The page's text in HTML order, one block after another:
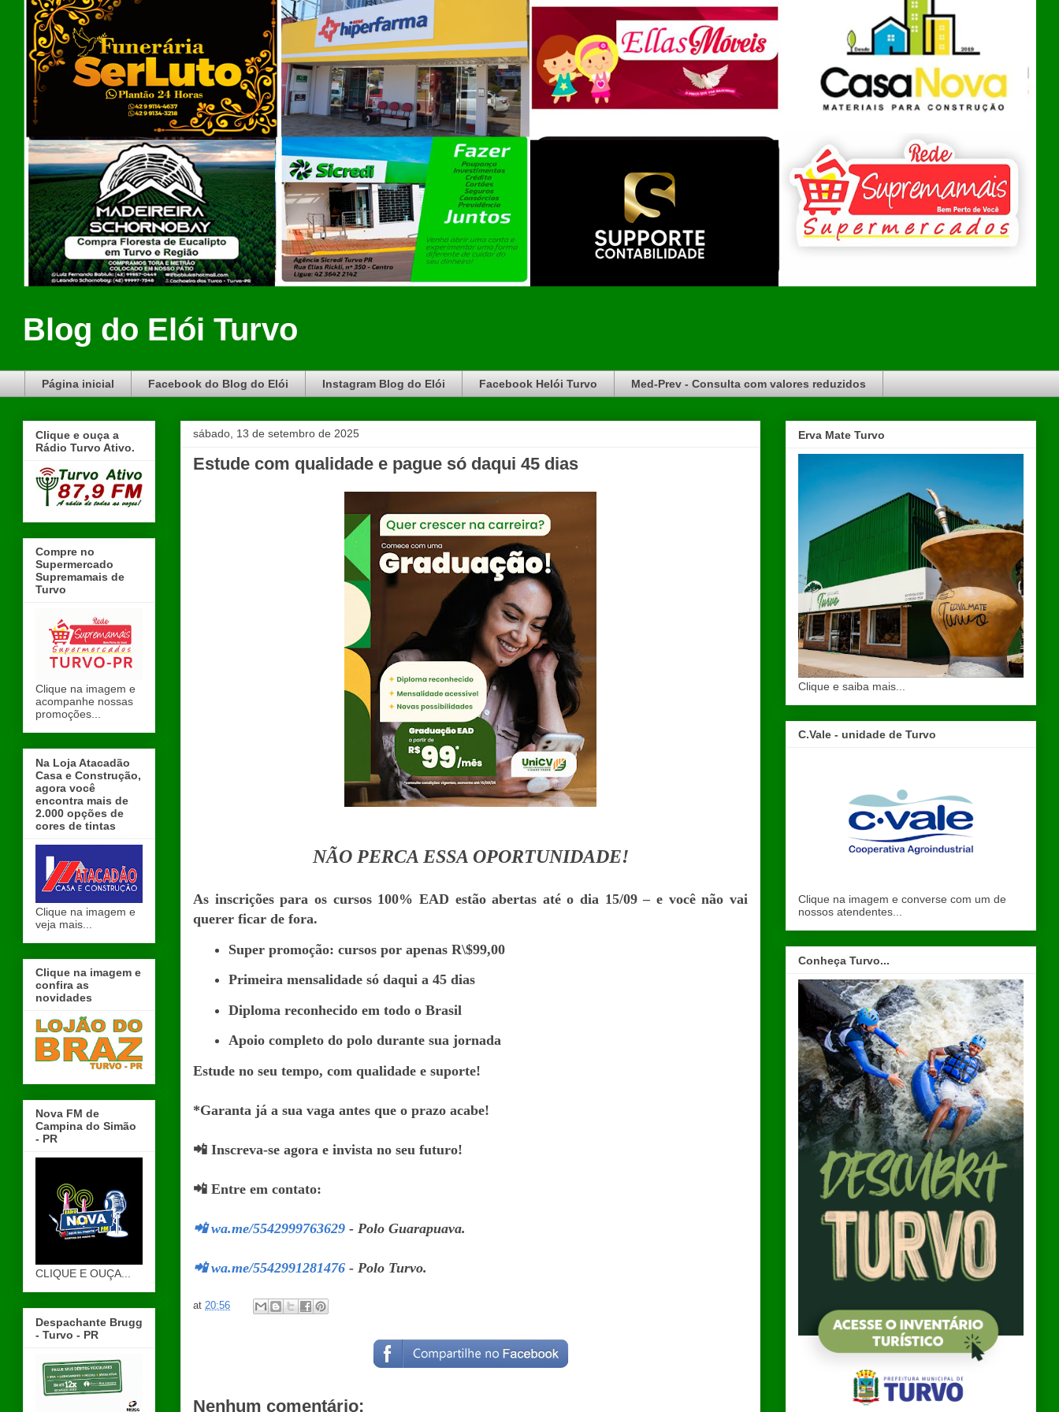
Blog do Elói Turvo
Página inicial Facebook do Blog do Elói Instagram Blog do Elói Facebook Helói Turvo Med-Prev - Consulta com valores reduzidos
sábado, 13 de setembro de 2025
Estude com qualidade e pague só daqui 45 dias
NÃO PERCA ESSA OPORTUNIDADE!
As inscrições para os cursos 100% EAD estão abertas até o dia 15/09 – e você não vai
querer ficar de fora.
Super promoção: cursos por apenas R\$99,00
Primeira mensalidade só daqui a 45 dias
Diploma reconhecido em todo o Brasil
Apoio completo do polo durante sua jornada
Estude no seu tempo, com qualidade e suporte!
*Garanta já a sua vaga antes que o prazo acabe!
📲 Inscreva-se agora e invista no seu futuro!
📲 Entre em contato:
📲 wa.me/5542999763629 - Polo Guarapuava.
📲 wa.me/5542991281476 - Polo Turvo.
at 20:56
Nenhum comentário:
Clique e ouça a
Rádio Turvo Ativo.
Compre no
Supermercado
Supremamais de
Turvo
Clique na imagem e
acompanhe nossas
promoções...
Na Loja Atacadão
Casa e Construção,
agora você
encontra mais de
2.000 opções de
cores de tintas
Clique na imagem e
veja mais...
Clique na imagem e
confira as
novidades
Nova FM de
Campina do Simão
- PR
CLIQUE E OUÇA...
Despachante Brugg
- Turvo - PR
Erva Mate Turvo
Clique e saiba mais...
C.Vale - unidade de Turvo
Clique na imagem e converse com um de
nossos atendentes...
Conheça Turvo...